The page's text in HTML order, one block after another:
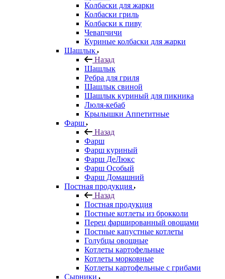
Колбаски для жарки
Колбаски гриль
Колбаски к пиву
Чевапчичи
Куриные колбаски для жарки
Шашлык
Назад
Шашлык
Ребра для гриля
Шашлык свиной
Шашлык куриный для пикника
Люля-кебаб
Крылышки Аппетитные
Фарш
Назад
Фарш
Фарш куриный
Фарш ДеЛюкс
Фарш Особый
Фарш Домашний
Постная продукция
Назад
Постная продукция
Постные котлеты из брокколи
Перец фаршированный овощами
Постные капустные котлеты
Голубцы овощные
Котлеты картофельные
Котлеты морковные
Котлеты картофельные с грибами
Сырники